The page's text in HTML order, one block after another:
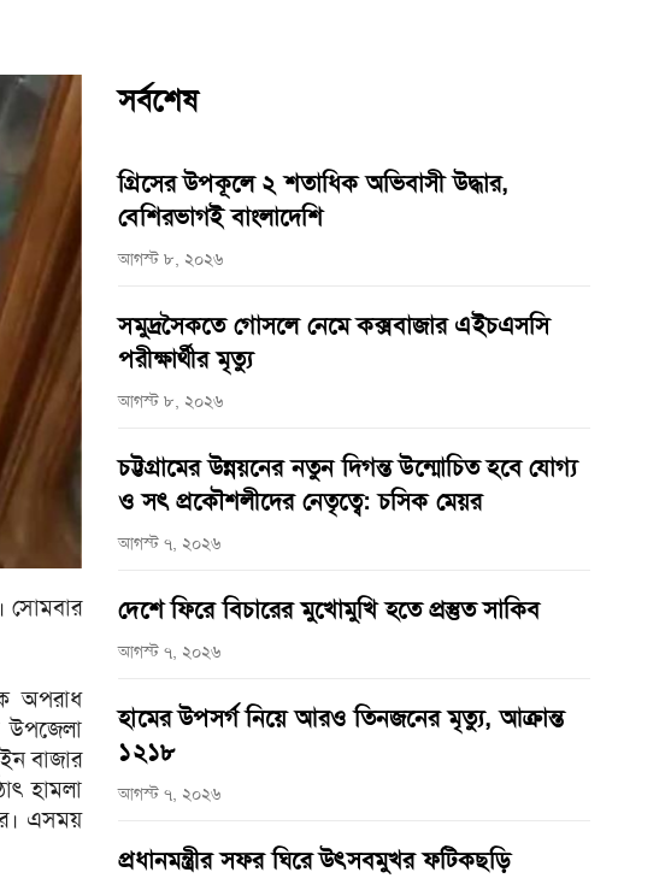
সোমবার
অপরাধ
উপজেলা
বাজার
হামলা
এসময়
সর্বশেষ
গ্রিসের উপকূলে ২ শতাধিক অভিবাসী উদ্ধার,
বেশিরভাগই বাংলাদেশি
আগস্ট ৮, ২০২৬
সমুদ্রসৈকতে গোসলে নেমে কক্সবাজার এইচএসসি
পরীক্ষার্থীর মৃত্যু
আগস্ট ৮, ২০২৬
চট্টগ্রামের উন্নয়নের নতুন দিগন্ত উন্মোচিত হবে যোগ্য
ও সৎ প্রকৌশলীদের নেতৃত্বে: চসিক মেয়র
আগস্ট ৭, ২০২৬
দেশে ফিরে বিচারের মুখোমুখি হতে প্রস্তুত সাকিব
আগস্ট ৭, ২০২৬
হামের উপসর্গ নিয়ে আরও তিনজনের মৃত্যু, আক্রান্ত
১২১৮
আগস্ট ৭, ২০২৬
প্রধানমন্ত্রীর সফর ঘিরে উৎসবমুখর ফটিকছড়ি